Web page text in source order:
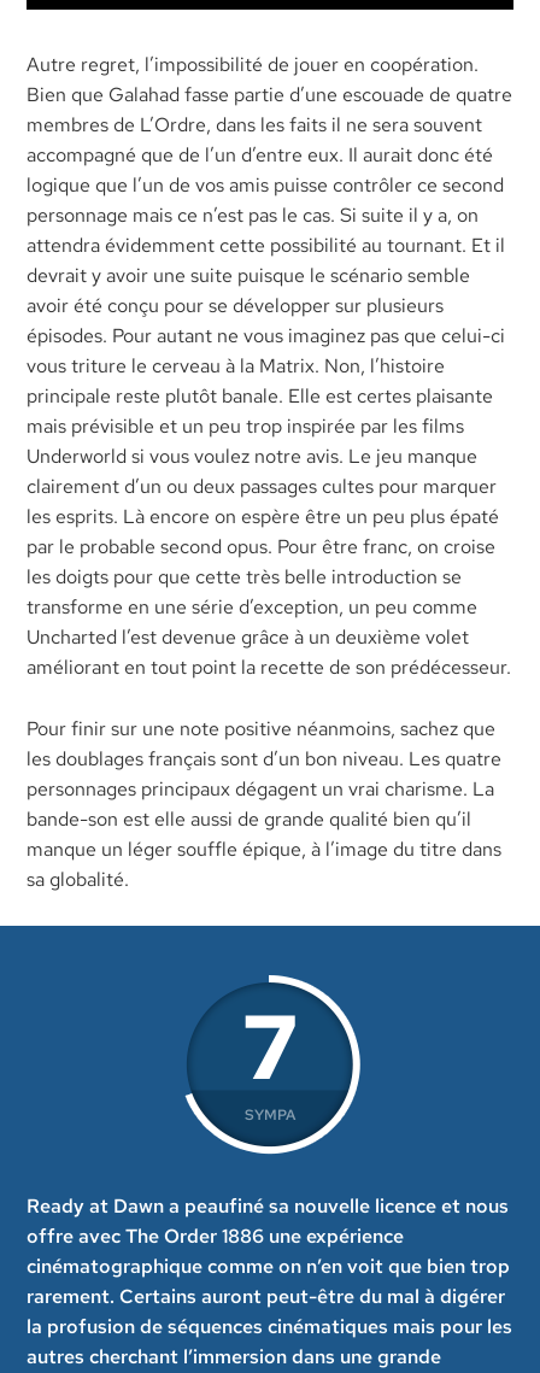
Autre regret, l’impossibilité de jouer en coopération.
Bien que Galahad fasse partie d’une escouade de quatre
membres de L’Ordre, dans les faits il ne sera souvent
accompagné que de l’un d’entre eux. Il aurait donc été
logique que l’un de vos amis puisse contrôler ce second
personnage mais ce n’est pas le cas. Si suite il y a, on
attendra évidemment cette possibilité au tournant. Et il
devrait y avoir une suite puisque le scénario semble
avoir été conçu pour se développer sur plusieurs
épisodes. Pour autant ne vous imaginez pas que celui-ci
vous triture le cerveau à la Matrix. Non, l’histoire
principale reste plutôt banale. Elle est certes plaisante
mais prévisible et un peu trop inspirée par les films
Underworld si vous voulez notre avis. Le jeu manque
clairement d’un ou deux passages cultes pour marquer
les esprits. Là encore on espère être un peu plus épaté
par le probable second opus. Pour être franc, on croise
les doigts pour que cette très belle introduction se
transforme en une série d’exception, un peu comme
Uncharted l’est devenue grâce à un deuxième volet
améliorant en tout point la recette de son prédécesseur.
Pour finir sur une note positive néanmoins, sachez que
les doublages français sont d’un bon niveau. Les quatre
personnages principaux dégagent un vrai charisme. La
bande-son est elle aussi de grande qualité bien qu’il
manque un léger souffle épique, à l’image du titre dans
sa globalité.
7
SYMPA
Ready at Dawn a peaufiné sa nouvelle licence et nous
offre avec The Order 1886 une expérience
cinématographique comme on n’en voit que bien trop
rarement. Certains auront peut-être du mal à digérer
la profusion de séquences cinématiques mais pour les
autres cherchant l’immersion dans une grande